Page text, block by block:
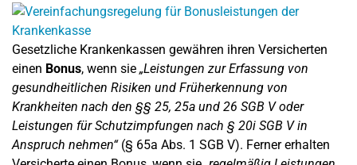
Gesetzliche Krankenkassen gewähren ihren Versicherten
einen Bonus, wenn sie „Leistungen zur Erfassung von
gesundheitlichen Risiken und Früherkennung von
Krankheiten nach den §§ 25, 25a und 26 SGB V oder
Leistungen für Schutzimpfungen nach § 20i SGB V in
Anspruch nehmen“(§ 65a Abs. 1 SGB V). Ferner erhalten